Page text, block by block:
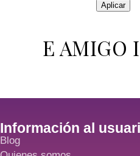
Aplicar
E AMIGO
Información al
Blog